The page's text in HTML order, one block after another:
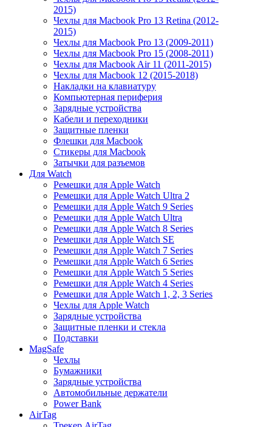
2015)
Чехлы для Macbook Pro 13 Retina (2012-
2015)
Чехлы для Macbook Pro 13 (2009-2011)
Чехлы для Macbook Pro 15 (2008-2011)
Чехлы для Macbook Air 11 (2011-2015)
Чехлы для Macbook 12 (2015-2018)
Накладки на клавиатуру
Компьютерная периферия
Зарядные устройства
Кабели и переходники
Защитные пленки
Флешки для Macbook
Стикеры для Macbook
Затычки для разъемов
Для Watch
Ремешки для Apple Watch
Ремешки для Apple Watch Ultra 2
Ремешки для Apple Watch 9 Series
Ремешки для Apple Watch Ultra
Ремешки для Apple Watch 8 Series
Ремешки для Apple Watch SE
Ремешки для Apple Watch 7 Series
Ремешки для Apple Watch 6 Series
Ремешки для Apple Watch 5 Series
Ремешки для Apple Watch 4 Series
Ремешки для Apple Watch 1, 2, 3 Series
Чехлы для Apple Watch
Зарядные устройства
Защитные пленки и стекла
Подставки
MagSafe
Чехлы
Бумажники
Зарядные устройства
Автомобильные держатели
Power Bank
AirTag